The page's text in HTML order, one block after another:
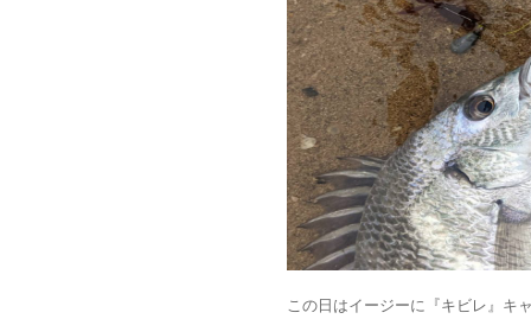
この日はイージーに『キビレ』キ